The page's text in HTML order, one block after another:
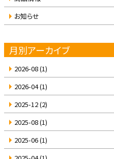
お知らせ
月別アーカイブ
2026-08(1)
2026-04(1)
2025-12(2)
2025-08(1)
2025-06(1)